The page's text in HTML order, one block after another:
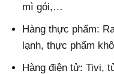
mì gói,…
Hàng thực phẩm:
lạnh, thực phẩm
Hàng điện tử: Tivi,